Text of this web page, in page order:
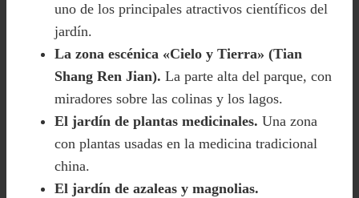
uno de los principales atractivos científicos del
jardín.
La zona escénica «Cielo y Tierra» (Tian
Shang Ren Jian). La parte alta del parque, con
miradores sobre las colinas y los lagos.
El jardín de plantas medicinales. Una zona
con plantas usadas en la medicina tradicional
china.
El jardín de azaleas y magnolias.